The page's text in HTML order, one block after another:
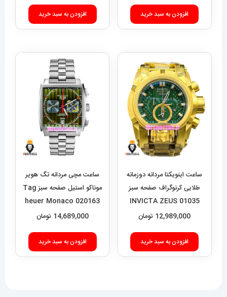
افزودن به سبد خرید افزودن به سبد خرید
ساعت اینویکتا مردانه دوزمانه
طلایی کرنوگراف صفحه سبز
01035 INVICTA ZEUS
12,989,000 تومان
افزودن به سبد خرید
ساعت مچی مردانه تگ هویر
موناکو استیل صفحه سبز Tag
heuer Monaco 020163
14,689,000 تومان
افزودن به سبد خرید